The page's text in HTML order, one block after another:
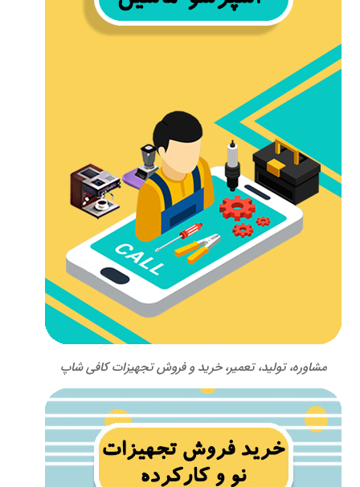
مشاوره، تولید، تعمیر، خرید و فروش تجهیزات کافی شاپ